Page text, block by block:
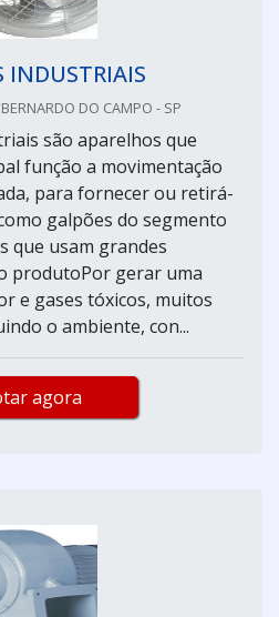
INDUSTRIAIS
DO CAMPO - SP
são aparelhos que
função a movimentação
para fornecer ou retirá-
galpões do segmento
que usam grandes
produtoPor gerar uma
e gases tóxicos, muitos
o ambiente, con...
agora